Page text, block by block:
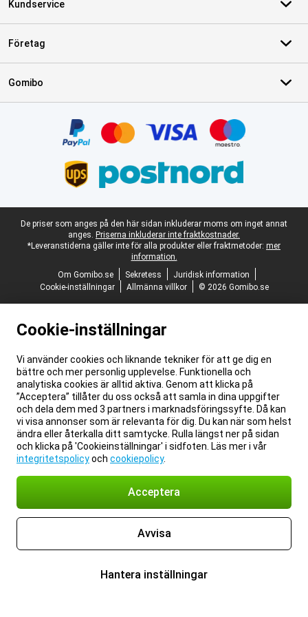
Kundservice
Företag
Gomibo
Juridisk fotnot
De priser som anges på den här sidan inkluderar moms om inget annat
anges. Priserna inkluderar inte fraktkostnader.
*Leveranstiderna gäller inte för alla produkter eller fraktmetoder: mer
information.
Om Gomibo.se
Sekretess
Juridisk information
Cookie-inställningar
Allmänna villkor © 2026 Gomibo.se
Cookie-inställningar
Vi använder cookies och liknande tekniker för att ge dig en
bättre och mer personlig upplevelse. Funktionella och
analytiska cookies är alltid aktiva. Genom att klicka på
”Acceptera” tillåter du oss också att samla in dina uppgifter
och dela dem med 3 partners i marknadsföringssyfte. Då kan
vi visa annonser som är relevanta för dig. Du kan när som helst
ändra eller återkalla ditt samtycke. Rulla längst ner på sidan
och klicka på 'Cookieinställningar' i sidfoten. Läs mer i vår
integritetspolicyoch cookiepolicy.
Acceptera
Avvisa
Hantera inställningar